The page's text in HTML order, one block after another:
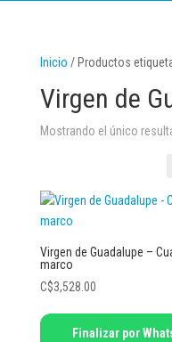
Inicio / Productos
Virgen de
Mostrando el único
Virgen de Guadalupe –
marco
C$3,528.00
Finalizar por